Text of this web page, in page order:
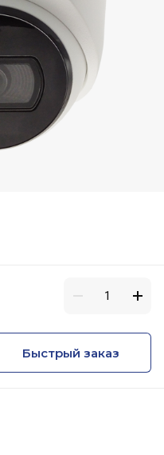
Быстрый заказ